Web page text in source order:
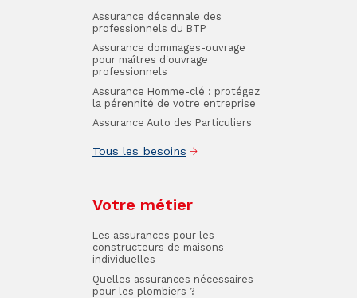
Assurance décennale des
professionnels du BTP
Assurance dommages-ouvrage
pour maîtres d'ouvrage
professionnels
Assurance Homme-clé : protégez
la pérennité de votre entreprise
Assurance Auto des Particuliers
Tous les besoins
Votre métier
Les assurances pour les
constructeurs de maisons
individuelles
Quelles assurances nécessaires
pour les plombiers ?